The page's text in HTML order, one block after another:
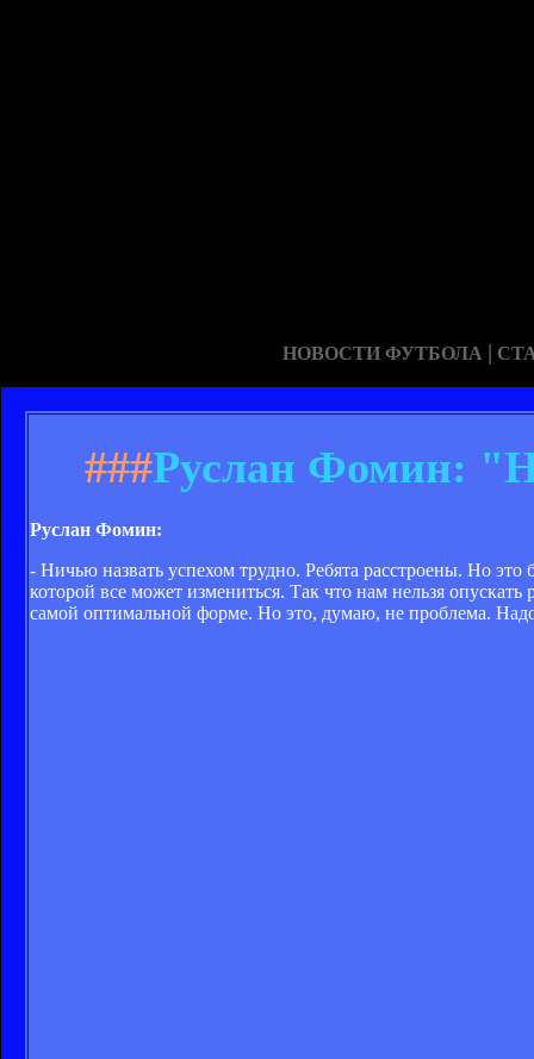
НОВОСТИ ФУТБОЛА |
###Руслан Фомин:
Руслан Фомин:
- Ничью назвать успехом трудно. Ребята расстроены. Но
которой все может измениться. Так что нам нельзя
самой оптимальной форме. Но это, думаю, не проблема.